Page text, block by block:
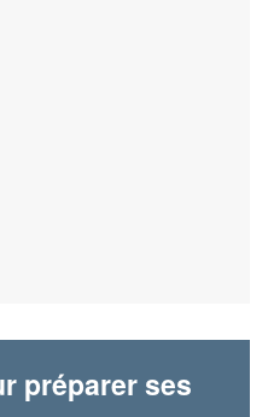
préparer ses